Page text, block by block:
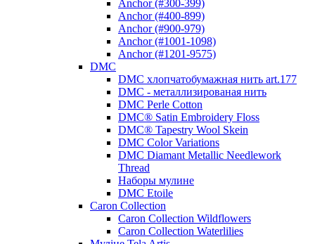
Anchor (#300-399)
Anchor (#400-899)
Anchor (#900-979)
Anchor (#1001-1098)
Anchor (#1201-9575)
DMC
DMC хлопчатобумажная нить art.177
DMC - металлизированая нить
DMC Perle Cotton
DMC® Satin Embroidery Floss
DMC® Tapestry Wool Skein
DMC Color Variations
DMC Diamant Metallic Needlework
Thread
Наборы мулине
DMC Etoile
Caron Collection
Caron Collection Wildflowers
Caron Collection Waterlilies